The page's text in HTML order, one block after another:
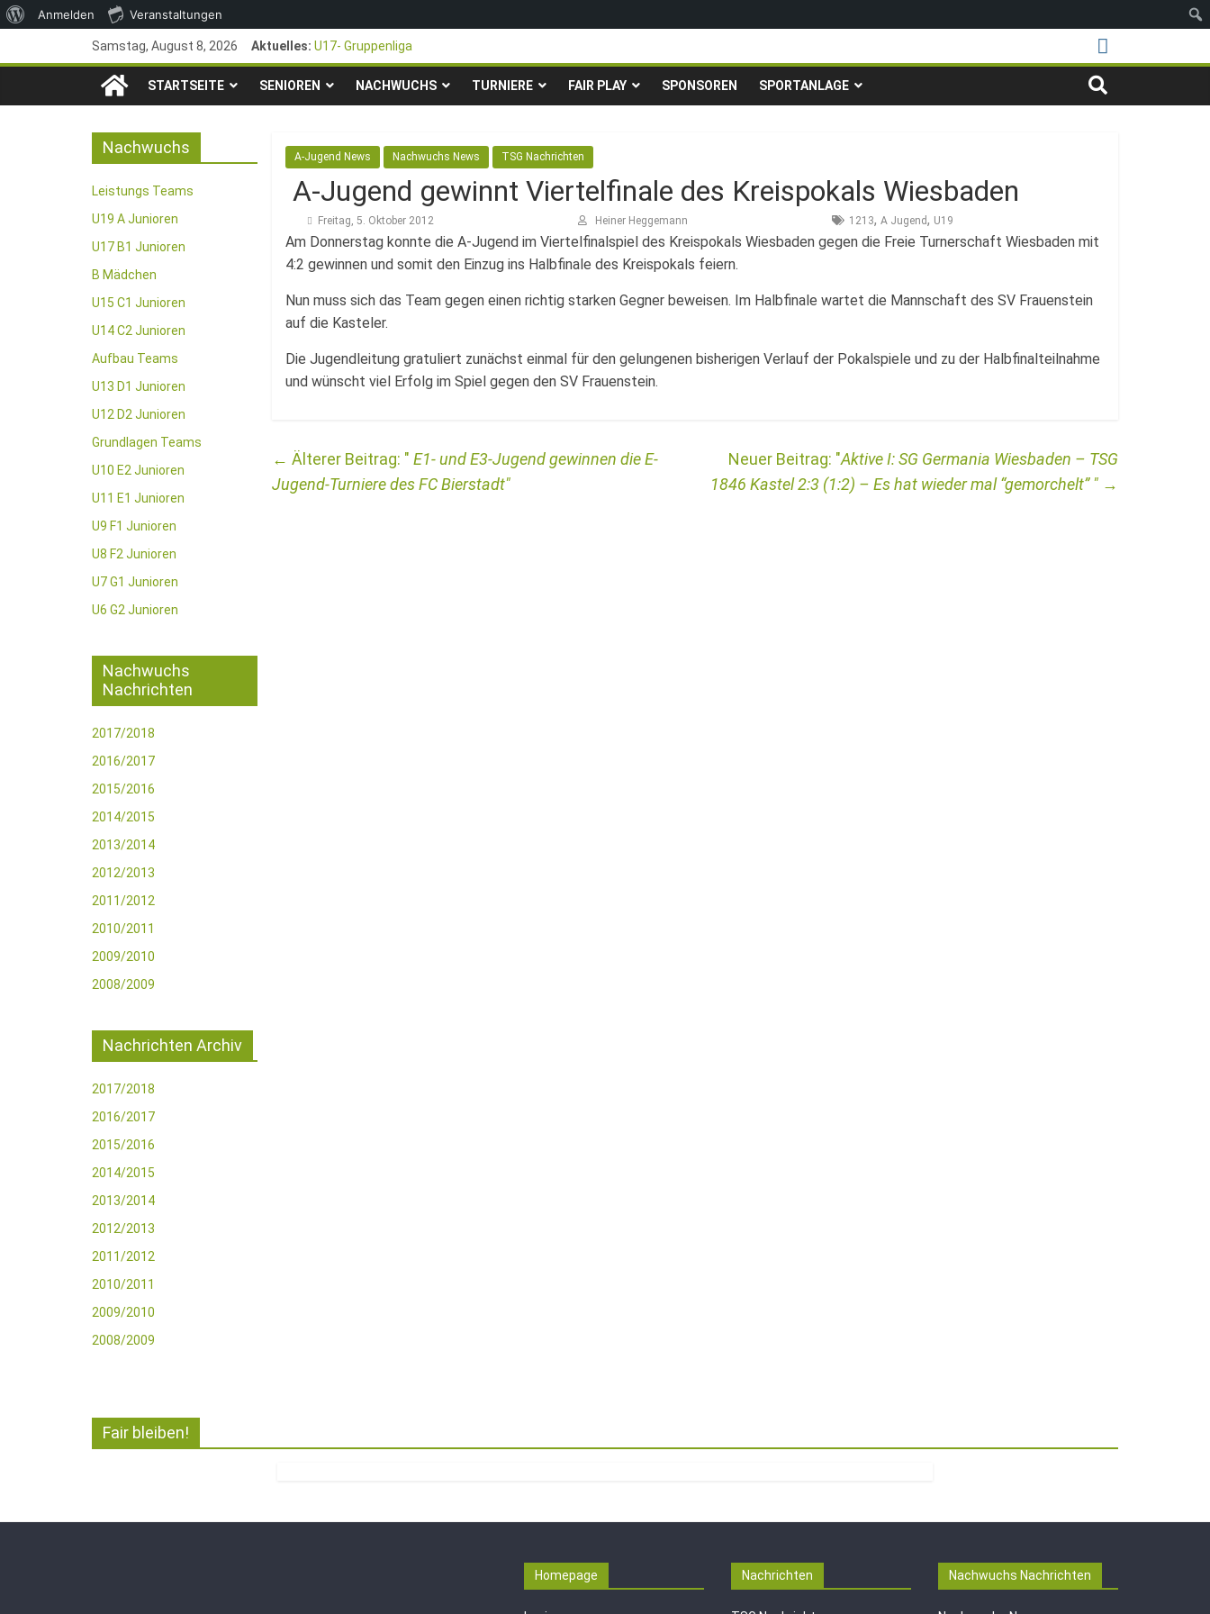
Über
Anmelden Veranstaltungen
Inhalt
Samstag, August 8, 2026 Aktuelles: U17- Gruppenliga
*U17-Junioren steigen in die Gruppenliga auf*
47. Otto Walter Pfingstturnier der TSG Kastel
1. Mai – Charity-Fußballturnier für Hobbymannschaften
TSG
1846
e.V.
Mainz-
Kastel
STARTSEITE SENIOREN NACHWUCHS TURNIERE FAIR PLAY SPONSOREN SPORTANLAGE
A-Jugend News Nachwuchs News TSG Nachrichten
A-Jugend gewinnt Viertelfinale des Kreispokals Wiesbaden
Freitag, 5. Oktober 2012 Heiner Heggemann 1213, A Jugend, U19
Am Donnerstag konnte die A-Jugend im Viertelfinalspiel des Kreispokals Wiesbaden gegen die Freie Turnerschaft Wiesbaden mit
4:2 gewinnen und somit den Einzug ins Halbfinale des Kreispokals feiern.
Nun muss sich das Team gegen einen richtig starken Gegner beweisen. Im Halbfinale wartet die Mannschaft des SV Frauenstein
auf die Kasteler.
Die Jugendleitung gratuliert zunächst einmal für den gelungenen bisherigen Verlauf der Pokalspiele und zu der Halbfinalteilnahme
und wünscht viel Erfolg im Spiel gegen den SV Frauenstein.
←
E1- und E3-Jugend gewinnen die E-
Jugend-Turniere des FC Bierstadt
Aktive I: SG Germania Wiesbaden – TSG
1846 Kastel 2:3 (1:2) – Es hat wieder mal “gemorchelt”
→
Nachwuchs
Leistungs Teams
U19 A Junioren
U17 B1 Junioren
B Mädchen
U15 C1 Junioren
U14 C2 Junioren
Aufbau Teams
U13 D1 Junioren
U12 D2 Junioren
Grundlagen Teams
U10 E2 Junioren
U11 E1 Junioren
U9 F1 Junioren
U8 F2 Junioren
U7 G1 Junioren
U6 G2 Junioren
Nachwuchs
Nachrichten
2017/2018
2016/2017
2015/2016
2014/2015
2013/2014
2012/2013
2011/2012
2010/2011
2009/2010
2008/2009
Nachrichten Archiv
2017/2018
2016/2017
2015/2016
2014/2015
2013/2014
2012/2013
2011/2012
2010/2011
2009/2010
2008/2009
Fair bleiben!
Homepage Nachrichten Nachwuchs Nachrichten